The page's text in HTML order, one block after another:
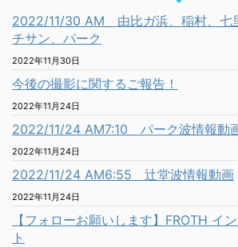
2022/11/30 AM 由比ガ浜、稲村、七
チサン、パーク
2022年11月30日
今後の撮影に関するご報告！
2022年11月24日
2022/11/24 AM7:10 パーク波情報動
2022年11月24日
2022/11/24 AM6:55 辻堂波情報動画
2022年11月24日
【フォローお願いします】FROTH イ
ト